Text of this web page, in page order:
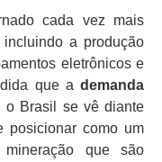
cada vez mais
a produção
eletrônicos e
que a demanda
o Brasil se vê diante
posicionar como um
que são